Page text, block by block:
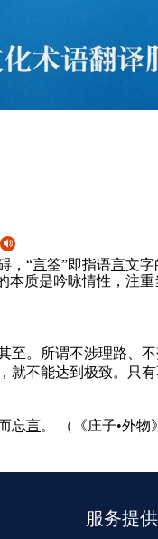
，“言筌”即指语言文字
本质是吟咏情性，注
至。所谓不涉理路、不
不能达到极致。只
忘言。 （《庄子•外物
服务提供